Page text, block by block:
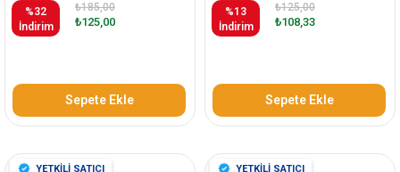
%32
İndirim
₺125,00
₺185,00
Sepete Ekle
%13
İndirim
₺108,33
₺125,00
Sepete Ekle
YETKİLİ SATICI YETKİLİ SATICI